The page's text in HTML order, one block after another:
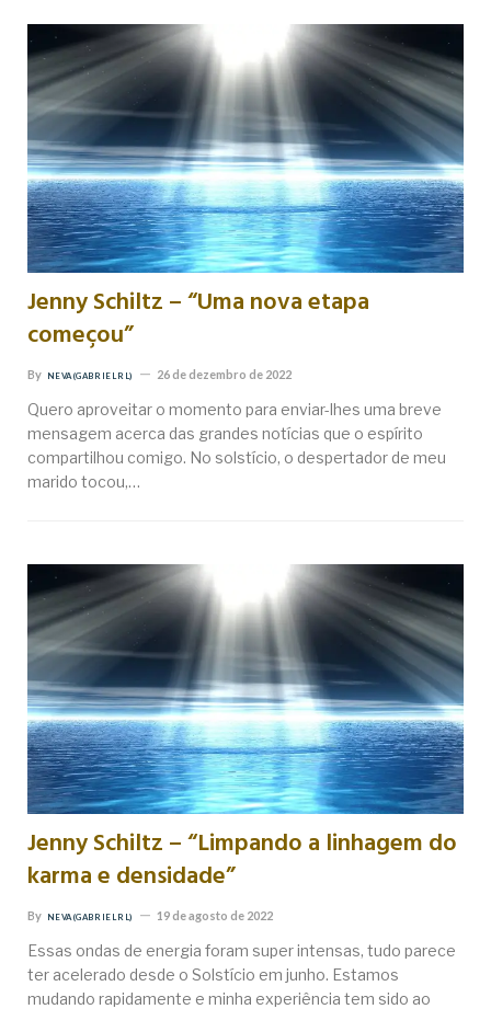
Jenny Schiltz – “Uma nova etapa
começou”
By NEVA (GABRIEL RL) 26 de dezembro de 2022
Quero aproveitar o momento para enviar-lhes uma breve
mensagem acerca das grandes notícias que o espírito
compartilhou comigo. No solstício, o despertador de meu
marido tocou,…
Jenny Schiltz – “Limpando a linhagem do
karma e densidade”
By NEVA (GABRIEL RL) 19 de agosto de 2022
Essas ondas de energia foram super intensas, tudo parece
ter acelerado desde o Solstício em junho. Estamos
mudando rapidamente e minha experiência tem sido ao